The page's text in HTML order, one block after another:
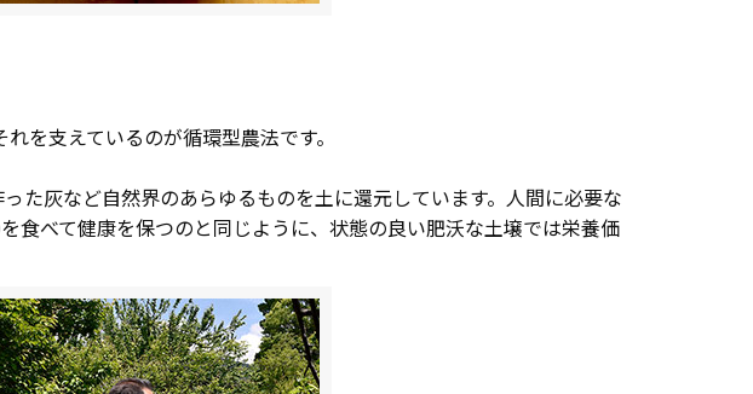
を支えているのが循環型農法です。
た灰など自然界のあらゆるものを土に還元しています。人間に必要な
食べて健康を保つのと同じように、状態の良い肥沃な土壌では栄養価